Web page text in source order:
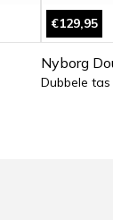
€129,95
Nyborg
Dubbele